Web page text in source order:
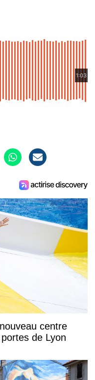
1:03
centre
de Lyon